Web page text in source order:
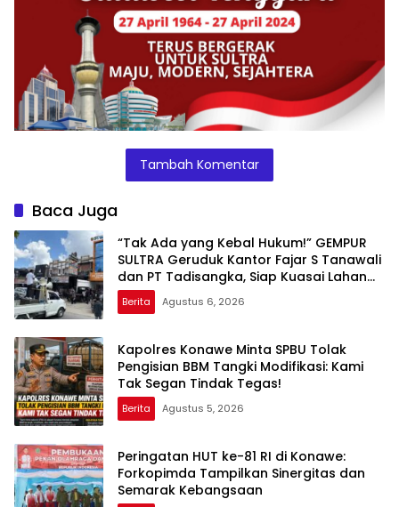
Tambah Komentar
Baca Juga
“Tak Ada yang Kebal Hukum!” GEMPUR
SULTRA Geruduk Kantor Fajar S Tanawali
dan PT Tadisangka, Siap Kuasai Lahan
Puuwatu
Berita Agustus 6, 2026
Kapolres Konawe Minta SPBU Tolak
Pengisian BBM Tangki Modifikasi: Kami
Tak Segan Tindak Tegas!
Berita Agustus 5, 2026
Peringatan HUT ke-81 RI di Konawe:
Forkopimda Tampilkan Sinergitas dan
Semarak Kebangsaan